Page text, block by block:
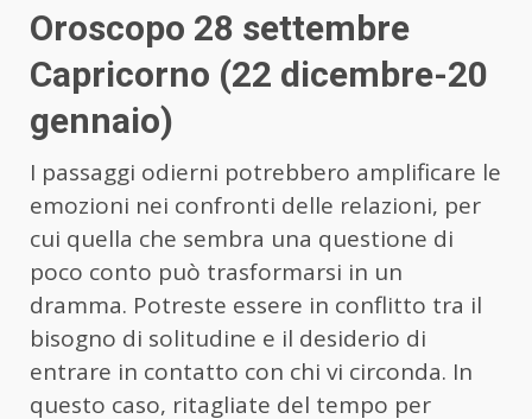
Oroscopo 28 settembre
Capricorno (22 dicembre-20
gennaio)
I passaggi odierni potrebbero amplificare le
emozioni nei confronti delle relazioni, per
cui quella che sembra una questione di
poco conto può trasformarsi in un
dramma. Potreste essere in conflitto tra il
bisogno di solitudine e il desiderio di
entrare in contatto con chi vi circonda. In
questo caso, ritagliate del tempo per